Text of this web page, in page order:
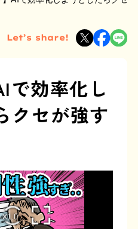
Let’s share!
で効率化し
クセが強す